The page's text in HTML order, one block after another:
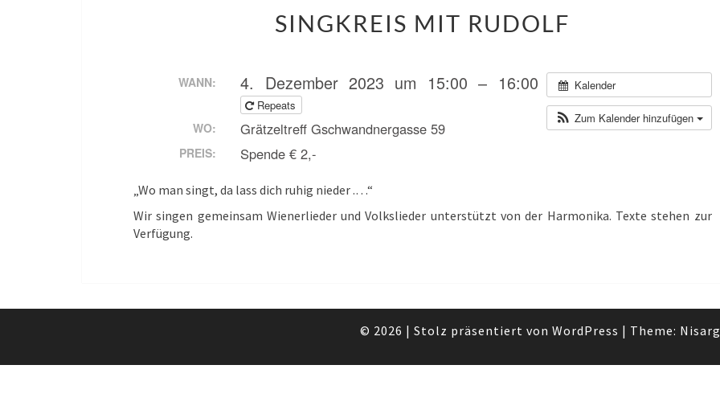
MIT
SINGKREIS MIT RUDOLF
Kalender
Zum Kalender hinzufügen
WANN: 4. Dezember 2023 um 15:00 – 16:00
Repeats
WO: Grätzeltreff Gschwandnergasse 59
PREIS: Spende € 2,-
„Wo man singt, da lass dich ruhig nieder .…“
Wir singen gemeinsam Wienerlieder und Volkslieder unterstützt von der Harmonika. Texte stehen zur
Verfügung.
© 2026 | Stolz präsentiert von WordPress | Theme: Nisarg